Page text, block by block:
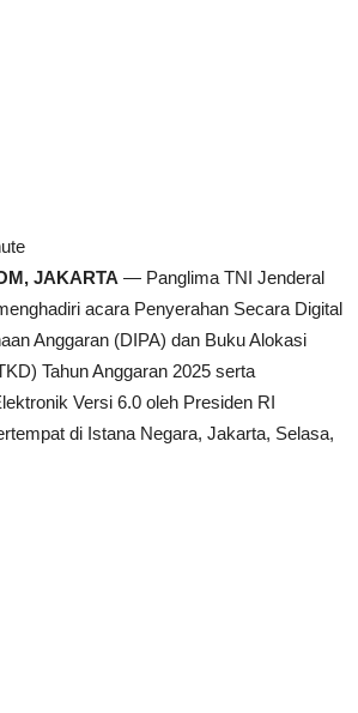
JAKARTA — Panglima TNI Jenderal
acara Penyerahan Secara Digital
Anggaran (DIPA) dan Buku Alokasi
Tahun Anggaran 2025 serta
Versi 6.0 oleh Presiden RI
di Istana Negara, Jakarta, Selasa,